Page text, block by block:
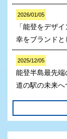
2026/01/05
「能登をデザ
幸をブランドと
2025/12/05
能登半島最先端
道の駅の未来へ